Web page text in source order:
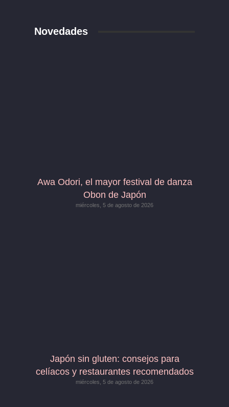
Novedades
Awa Odori, el mayor festival de danza
Obon de Japón
miércoles, 5 de agosto de 2026
Japón sin gluten: consejos para
celíacos y restaurantes recomendados
miércoles, 5 de agosto de 2026